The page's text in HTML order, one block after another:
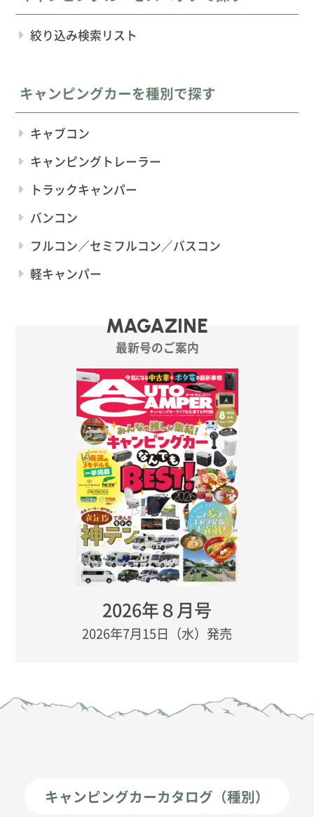
絞り込み検索リスト
キャンピングカーを種別で探す
キャブコン
キャンピングトレーラー
トラックキャンパー
バンコン
フルコン／セミフルコン／バスコン
軽キャンパー
MAGAZINE
最新号のご案内
2026年８月号
2026年7月15日（水）発売
キャンピングカーカタログ（種別）